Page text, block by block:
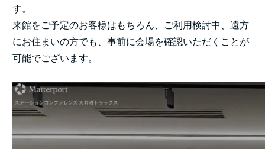
す。
来館をご予定のお客様はもちろん、ご利用検討中、遠方
にお住まいの方でも、事前に会場を確認いただくことが
可能でございます。